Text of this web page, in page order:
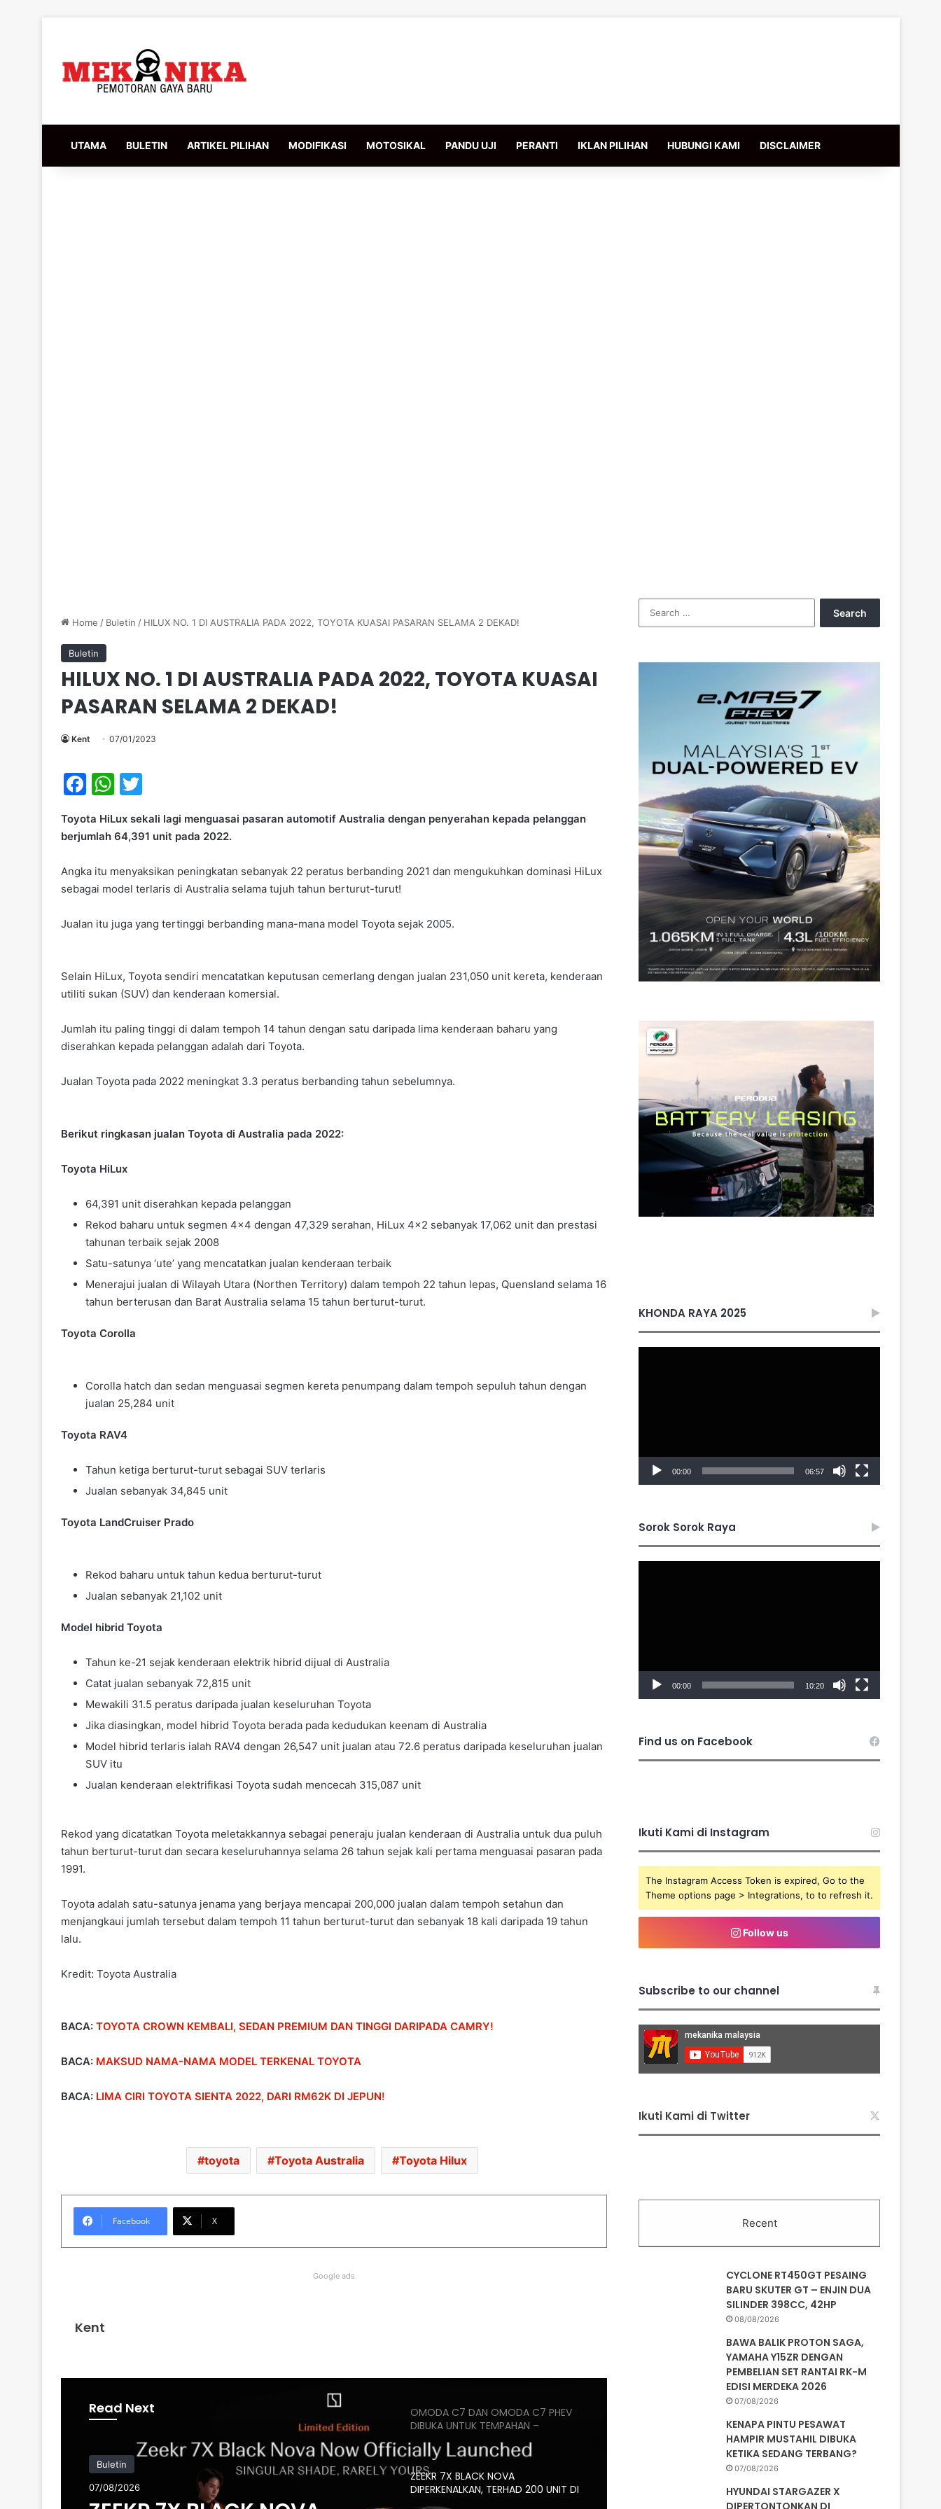
UTAMA BULETIN ARTIKEL PILIHAN MODIFIKASI MOTOSIKAL PANDU UJI PERANTI IKLAN PILIHAN HUBUNGI KAMI DISCLAIMER
Home / Buletin / HILUX NO. 1 DI AUSTRALIA PADA 2022, TOYOTA KUASAI PASARAN SELAMA 2 DEKAD!
Buletin
HILUX NO. 1 DI AUSTRALIA PADA 2022, TOYOTA KUASAI
PASARAN SELAMA 2 DEKAD!
Kent 07/01/2023
F
c
b
o
o
W
at
A
p
p
itt
Toyota HiLux sekali lagi menguasai pasaran automotif Australia dengan penyerahan kepada pelanggan
berjumlah 64,391 unit pada 2022.
Angka itu menyaksikan peningkatan sebanyak 22 peratus berbanding 2021 dan mengukuhkan dominasi HiLux
sebagai model terlaris di Australia selama tujuh tahun berturut-turut!
Jualan itu juga yang tertinggi berbanding mana-mana model Toyota sejak 2005.
Selain HiLux, Toyota sendiri mencatatkan keputusan cemerlang dengan jualan 231,050 unit kereta, kenderaan
utiliti sukan (SUV) dan kenderaan komersial.
Jumlah itu paling tinggi di dalam tempoh 14 tahun dengan satu daripada lima kenderaan baharu yang
diserahkan kepada pelanggan adalah dari Toyota.
Jualan Toyota pada 2022 meningkat 3.3 peratus berbanding tahun sebelumnya.
Berikut ringkasan jualan Toyota di Australia pada 2022:
Toyota HiLux
64,391 unit diserahkan kepada pelanggan
Rekod baharu untuk segmen 4×4 dengan 47,329 serahan, HiLux 4×2 sebanyak 17,062 unit dan prestasi
tahunan terbaik sejak 2008
Satu-satunya ‘ute’ yang mencatatkan jualan kenderaan terbaik
Menerajui jualan di Wilayah Utara (Northen Territory) dalam tempoh 22 tahun lepas, Quensland selama 16
tahun berterusan dan Barat Australia selama 15 tahun berturut-turut.
Toyota Corolla
Corolla hatch dan sedan menguasai segmen kereta penumpang dalam tempoh sepuluh tahun dengan
jualan 25,284 unit
Toyota RAV4
Tahun ketiga berturut-turut sebagai SUV terlaris
Jualan sebanyak 34,845 unit
Toyota LandCruiser Prado
Rekod baharu untuk tahun kedua berturut-turut
Jualan sebanyak 21,102 unit
Model hibrid Toyota
Tahun ke-21 sejak kenderaan elektrik hibrid dijual di Australia
Catat jualan sebanyak 72,815 unit
Mewakili 31.5 peratus daripada jualan keseluruhan Toyota
Jika diasingkan, model hibrid Toyota berada pada kedudukan keenam di Australia
Model hibrid terlaris ialah RAV4 dengan 26,547 unit jualan atau 72.6 peratus daripada keseluruhan jualan
SUV itu
Jualan kenderaan elektrifikasi Toyota sudah mencecah 315,087 unit
Rekod yang dicatatkan Toyota meletakkannya sebagai peneraju jualan kenderaan di Australia untuk dua puluh
tahun berturut-turut dan secara keseluruhannya selama 26 tahun sejak kali pertama menguasai pasaran pada
1991.
Toyota adalah satu-satunya jenama yang berjaya mencapai 200,000 jualan dalam tempoh setahun dan
menjangkaui jumlah tersebut dalam tempoh 11 tahun berturut-turut dan sebanyak 18 kali daripada 19 tahun
lalu.
Kredit: Toyota Australia
BACA: TOYOTA CROWN KEMBALI, SEDAN PREMIUM DAN TINGGI DARIPADA CAMRY!
BACA: MAKSUD NAMA-NAMA MODEL TERKENAL TOYOTA
BACA: LIMA CIRI TOYOTA SIENTA 2022, DARI RM62K DI JEPUN!
toyota Toyota Australia Toyota Hilux
Facebook X
Google ads
Kent
Read Next
Buletin
07/08/2026
HONDA UBAH STRATEGI, PILIH TATA
DONGFENG NISSAN DEDAH NX7
BAHARU, SUV DENGAN TEKNOLOGI
OMODA C7 DAN OMODA C7 PHEV
DIBUKA UNTUK TEMPAHAN –
ANGGARAN HARGA MULA RM160K
ZEEKR 7X BLACK NOVA
DIPERKENALKAN, TERHAD 200 UNIT DI
KHONDA RAYA 2025
00:00 06:57
Sorok Sorok Raya
00:00 10:20
Find us on Facebook
Ikuti Kami di Instagram
The Instagram Access Token is expired, Go to the
Theme options page > Integrations, to to refresh it.
Follow us
Subscribe to our channel
Ikuti Kami di Twitter
Recent
CYCLONE RT450GT PESAING
BARU SKUTER GT – ENJIN DUA
SILINDER 398CC, 42HP
08/08/2026
BAWA BALIK PROTON SAGA,
YAMAHA Y15ZR DENGAN
PEMBELIAN SET RANTAI RK-M
EDISI MERDEKA 2026
07/08/2026
KENAPA PINTU PESAWAT
HAMPIR MUSTAHIL DIBUKA
KETIKA SEDANG TERBANG?
07/08/2026
HYUNDAI STARGAZER X
DIPERTONTONKAN DI